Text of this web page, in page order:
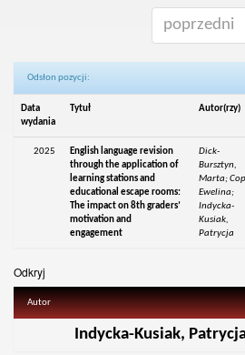
poprzedni
Odsłon pozycji:
Data
wydania
Tytuł Autor(rzy)
2025
English language revision
through the application of
learning stations and
educational escape rooms:
The impact on 8th graders’
motivation and
engagement
Dick-
Bursztyn,
Marta;
Ewelina;
Indycka-
Kusiak,
Patrycja
Odkryj
Autor
Indycka-Kusiak,